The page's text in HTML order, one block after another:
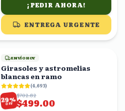
¡PEDIR AHORA!
ENTREGA URGENTE
ENVÍO HOY
Girasoles y astromelias
blancas en ramo
(4,693)
29%
OFF
$702.82
$499.00